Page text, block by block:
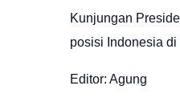
Kunjungan
posisi Indonesia
Editor: Agung